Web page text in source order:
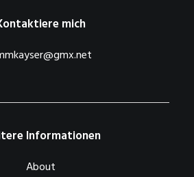
mich
Informationen
About